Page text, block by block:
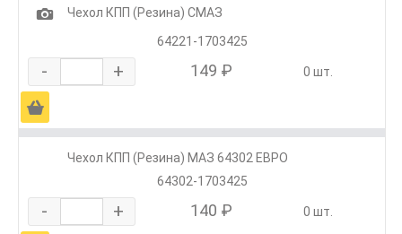
1
Чехол КПП (Резина) СМАЗ
64221-1703425
- + 149 ₽ 0 шт.
Ä
Чехол КПП (Резина) МАЗ 64302 ЕВРО
64302-1703425
- + 140 ₽ 0 шт.